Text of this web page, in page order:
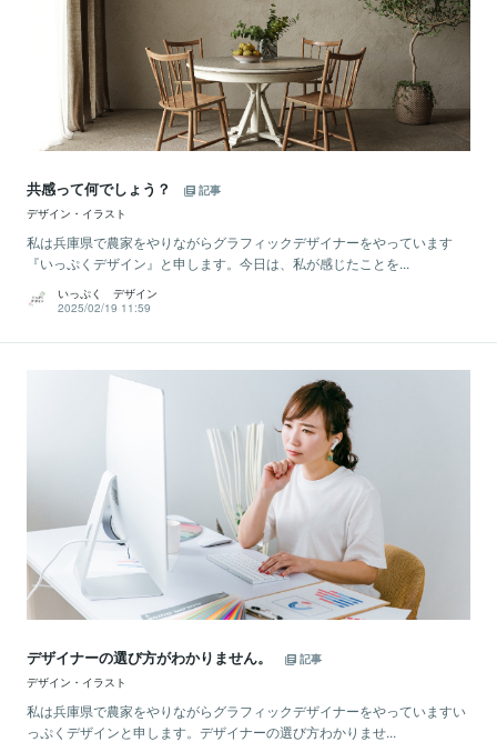
共感って何でしょう？
記事
デザイン・イラスト
私は兵庫県で農家をやりながらグラフィックデザイナーをやっています
『いっぷくデザイン』と申します。今日は、私が感じたことを...
いっぷく デザイン
2025/02/19 11:59
デザイナーの選び方がわかりません。
記事
デザイン・イラスト
私は兵庫県で農家をやりながらグラフィックデザイナーをやっていますい
っぷくデザインと申します。デザイナーの選び方わかりませ...